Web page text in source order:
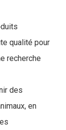
qualité pour
recherche
des
en